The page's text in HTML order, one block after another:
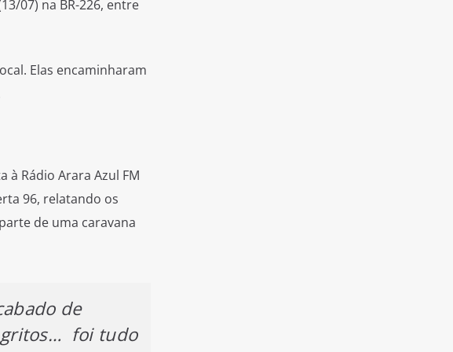
07) na BR-226, entre
Elas encaminharam
à Rádio Arara Azul FM
96, relatando os
de uma caravana
de
gritos… foi tudo